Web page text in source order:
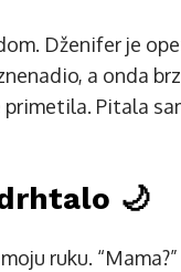
Dženifer je
a onda
primetila. Pitala
🌙
ruku.